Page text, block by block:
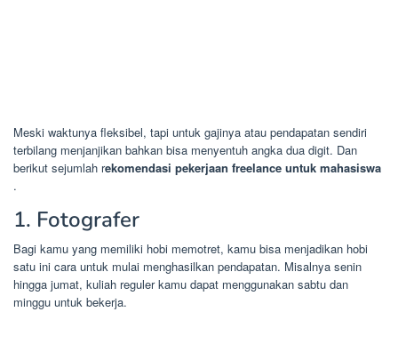
Meski waktunya fleksibel, tapi untuk gajinya atau pendapatan sendiri
terbilang menjanjikan bahkan bisa menyentuh angka dua digit. Dan
berikut sejumlah rekomendasi pekerjaan freelance untuk mahasiswa
.
1. Fotografer
Bagi kamu yang memiliki hobi memotret, kamu bisa menjadikan hobi
satu ini cara untuk mulai menghasilkan pendapatan. Misalnya senin
hingga jumat, kuliah reguler kamu dapat menggunakan sabtu dan
minggu untuk bekerja.